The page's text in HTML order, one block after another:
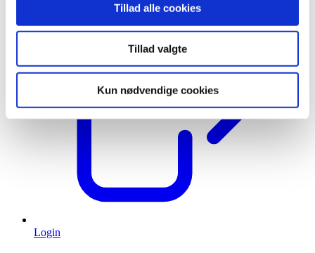
Tillad alle cookies
Tillad valgte
Kun nødvendige cookies
Login